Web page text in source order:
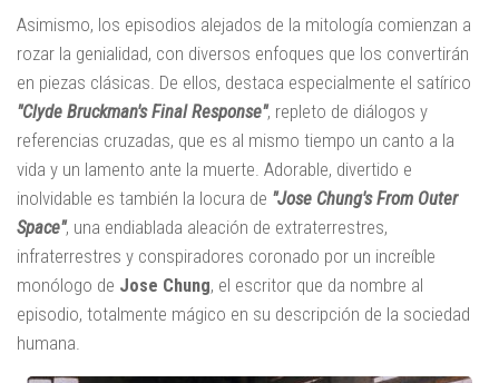
Asimismo, los episodios alejados de la mitología comienzan a
rozar la genialidad, con diversos enfoques que los convertirán
en piezas clásicas. De ellos, destaca especialmente el satírico
"Clyde Bruckman's Final Response", repleto de diálogos y
referencias cruzadas, que es al mismo tiempo un canto a la
vida y un lamento ante la muerte. Adorable, divertido e
inolvidable es también la locura de "Jose Chung's From Outer
Space", una endiablada aleación de extraterrestres,
infraterrestres y conspiradores coronado por un increíble
monólogo de Jose Chung, el escritor que da nombre al
episodio, totalmente mágico en su descripción de la sociedad
humana.